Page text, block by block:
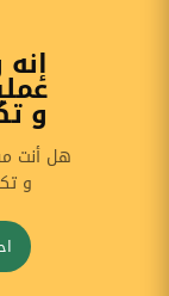
و
هل أنت
و